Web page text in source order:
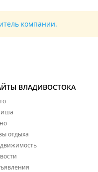
компании.
ВЛАДИВОСТОКА
отдыха